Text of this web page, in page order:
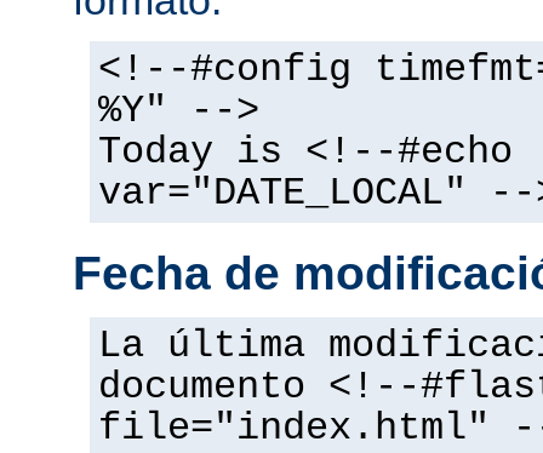
<!--#config
%Y" -->
Today is <!--#echo
var="DATE_LOCAL" --
Fecha de
La última
documento <!--
file="index.html"